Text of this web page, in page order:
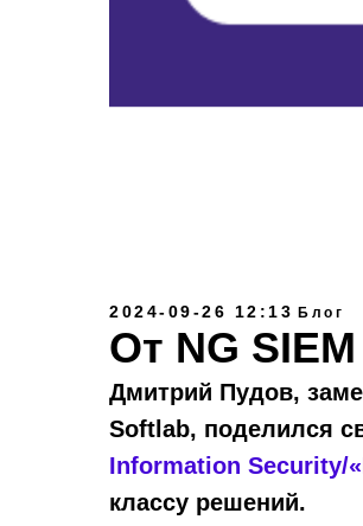
2024-09-26 12:13 Блог
От NG
Дмитрий Пудов,
Softlab, поделился
Information Security/
классу решений.